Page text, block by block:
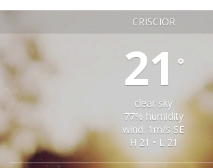
CRISCIOR
21 °
clear sky
77% humidity
wind: 1m/s SE
H 21 • L 21